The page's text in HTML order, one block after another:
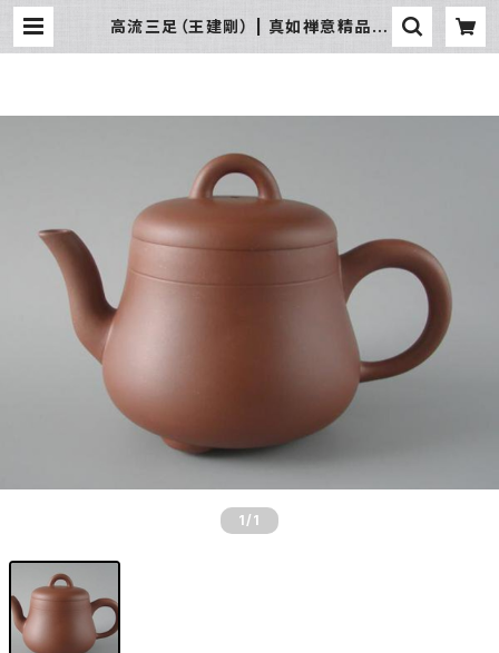
高流三足（王建剛） | 真如禅意精品流
1 /1